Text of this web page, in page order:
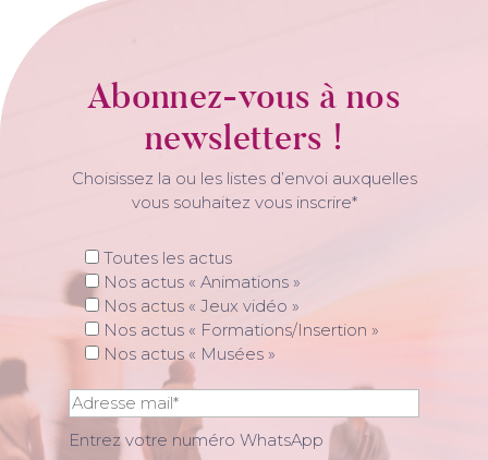
Abonnez-vous à nos
newsletters !
Choisissez la ou les listes d’envoi auxquelles
vous souhaitez vous inscrire*
Toutes les actus
Nos actus « Animations »
Nos actus « Jeux vidéo »
Nos actus « Formations/Insertion »
Nos actus « Musées »
Entrez votre numéro WhatsApp